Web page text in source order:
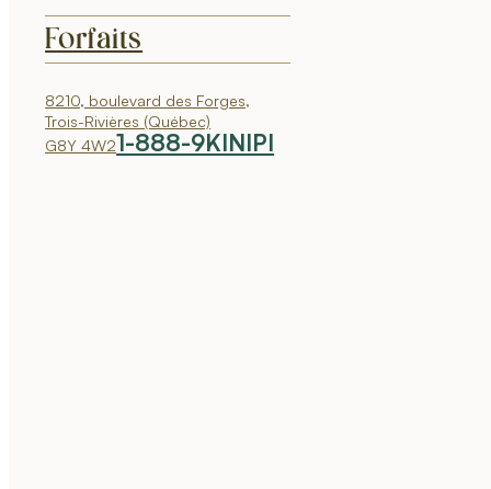
Forfaits
8210, boulevard des Forges,
Trois-Rivières (Québec)
G8Y 4W21-888-9KINIPI